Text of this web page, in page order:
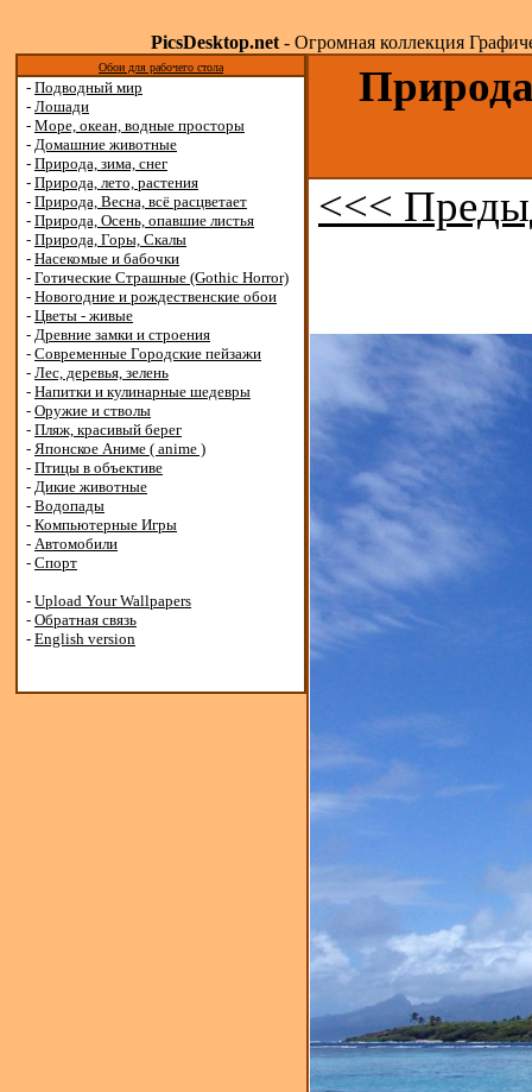
PicsDesktop.net- Огромная коллекция
Обои для рабочего стола
- Подводный мир
- Лошади
- Море, океан, водные просторы
- Домашние животные
- Природа, зима, снег
- Природа, лето, растения
- Природа, Весна, всё расцветает
- Природа, Осень, опавшие листья
- Природа, Горы, Скалы
- Насекомые и бабочки
- Готические Страшные (Gothic Horror)
- Новогодние и рождественские обои
- Цветы - живые
- Древние замки и строения
- Современные Городские пейзажи
- Лес, деревья, зелень
- Напитки и кулинарные шедевры
- Оружие и стволы
- Пляж, красивый берег
- Японское Аниме ( anime )
- Птицы в объективе
- Дикие животные
- Водопады
- Компьютерные Игры
- Автомобили
- Спорт
- Upload Your Wallpapers
- Обратная связь
- English version
<<<